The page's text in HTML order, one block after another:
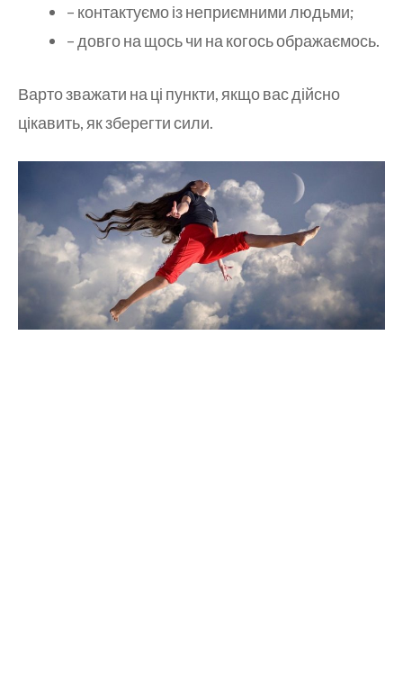
– контактуємо із неприємними людьми;
– довго на щось чи на когось ображаємось.
Варто зважати на ці пункти, якщо вас дійсно
цікавить, як зберегти сили.